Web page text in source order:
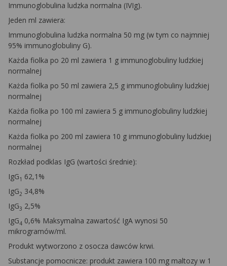
Immunoglobulina ludzka normalna (IVIg).
Jeden ml zawiera:
Immunoglobulina ludzka normalna 50 mg (w tym co najmniej
95% immunoglobuliny G).
Każda fiolka po 20 ml zawiera 1 g immunoglobuliny ludzkiej
normalnej
Każda fiolka po 50 ml zawiera 2,5 g immunoglobuliny ludzkiej
normalnej
Każda fiolka po 100 ml zawiera 5 g immunoglobuliny ludzkiej
normalnej
Każda fiolka po 200 ml zawiera 10 g immunoglobuliny ludzkiej
normalnej
Rozkład podklas IgG (wartości średnie):
IgG1 62,1%
IgG2 34,8%
IgG3 2,5%
IgG4 0,6% Maksymalna zawartość IgA wynosi 50
mikrogramów/ml.
Produkt wytworzono z osocza dawców krwi.
Substancje pomocnicze: produkt zawiera 100 mg maltozy w 1